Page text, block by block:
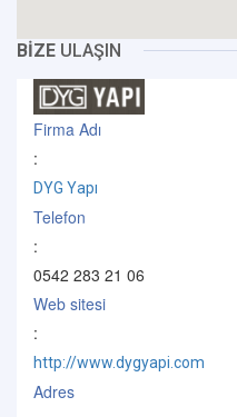
BİZE ULAŞIN
Firma Adı
:
DYG Yapı
Telefon
:
0542 283 21 06
Web sitesi
:
http://www.dygyapi.com
Adres